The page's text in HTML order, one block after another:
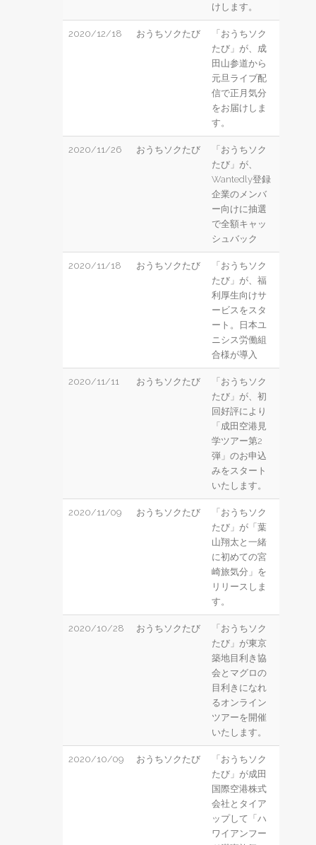
けします。
2020/12/18 おうちソクたび
「おうちソク
たび」が、成
田山参道から
元旦ライブ配
信で正月気分
をお届けしま
す。
2020/11/26 おうちソクたび
「おうちソク
たび」が、
Wantedly登録
企業のメンバ
ー向けに抽選
で全額キャッ
シュバック
2020/11/18 おうちソクたび
「おうちソク
たび」が、福
利厚生向けサ
ービスをスタ
ート。日本ユ
ニシス労働組
合様が導入
2020/11/11 おうちソクたび
「おうちソク
たび」が、初
回好評により
「成田空港見
学ツアー第2
弾」のお申込
みをスタート
いたします。
2020/11/09 おうちソクたび
「おうちソク
たび」が「葉
山翔太と一緒
に初めての宮
崎旅気分」を
リリースしま
す。
2020/10/28 おうちソクたび
「おうちソク
たび」が東京
築地目利き協
会とマグロの
目利きになれ
るオンライン
ツアーを開催
いたします。
2020/10/09 おうちソクたび
「おうちソク
たび」が成田
国際空港株式
会社とタイア
ップして「ハ
ワイアンフー